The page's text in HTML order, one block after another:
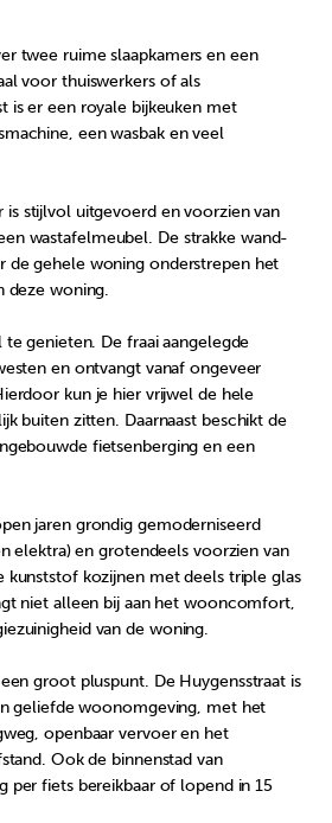
twee ruime slaapkamers en een
voor thuiswerkers of als
is er een royale bijkeuken met
een wasbak en veel
is stijlvol uitgevoerd en voorzien van
wastafelmeubel. De strakke wand-
de gehele woning onderstrepen het
deze woning.
genieten. De fraai aangelegde
en ontvangt vanaf ongeveer
kun je hier vrijwel de hele
buiten zitten. Daarnaast beschikt de
fietsenberging en een
jaren grondig gemoderniseerd
elektra) en grotendeels voorzien van
kunststof kozijnen met deels triple glas
niet alleen bij aan het wooncomfort,
van de woning.
groot pluspunt. De Huygensstraat is
geliefde woonomgeving, met het
openbaar vervoer en het
Ook de binnenstad van
per fiets bereikbaar of lopend in 15